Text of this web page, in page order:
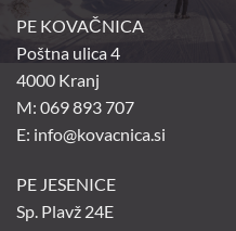
PE KOVAČNICA
Poštna ulica 4
4000 Kranj
M: 069 893 707
E: info@kovacnica.si
PE JESENICE
Sp. Plavž 24E